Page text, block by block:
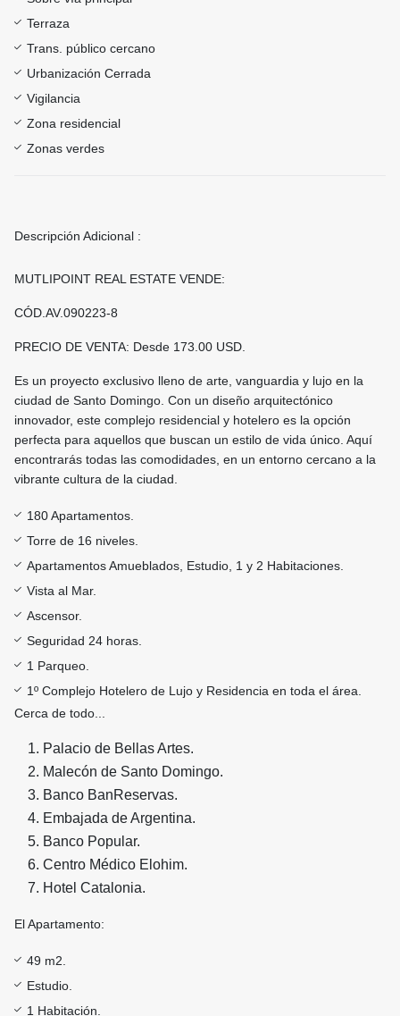
Terraza
Trans. público cercano
Urbanización Cerrada
Vigilancia
Zona residencial
Zonas verdes
Descripción Adicional :
MUTLIPOINT REAL ESTATE VENDE:
CÓD.AV.090223-8
PRECIO DE VENTA: Desde 173.00 USD.
Es un proyecto exclusivo lleno de arte, vanguardia y lujo en la
ciudad de Santo Domingo. Con un diseño arquitectónico
innovador, este complejo residencial y hotelero es la opción
perfecta para aquellos que buscan un estilo de vida único. Aquí
encontrarás todas las comodidades, en un entorno cercano a la
vibrante cultura de la ciudad.
180 Apartamentos.
Torre de 16 niveles.
Apartamentos Amueblados, Estudio, 1 y 2 Habitaciones.
Vista al Mar.
Ascensor.
Seguridad 24 horas.
1 Parqueo.
1º Complejo Hotelero de Lujo y Residencia en toda el área.
Cerca de todo...
Palacio de Bellas Artes.
Malecón de Santo Domingo.
Banco BanReservas.
Embajada de Argentina.
Banco Popular.
Centro Médico Elohim.
Hotel Catalonia.
El Apartamento:
49 m2.
Estudio.
1 Habitación.